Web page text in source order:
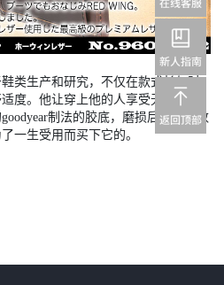
生产和研究，不仅在款式长与时
度。他让穿上他的人享受无与伦比
制法的胶底，磨损后可以无数
一生受用而买下它的。